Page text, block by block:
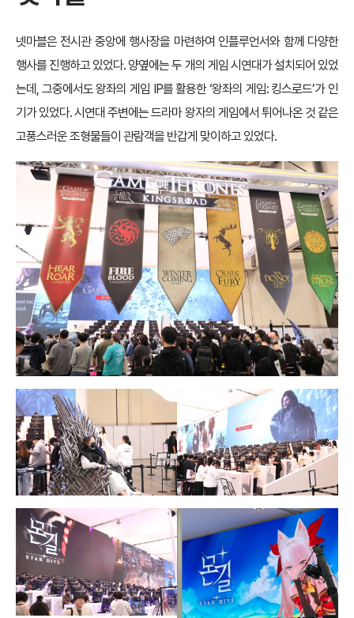
넷마블은 전시관 중앙에 행사장을 마련하여 인플루언서와 함께 다양한
행사를 진행하고 있었다. 양옆에는 두 개의 게임 시연대가 설치되어 있었
는데, 그중에서도 왕좌의 게임 IP를 활용한 ‘왕좌의 게임: 킹스로드’가 인
기가 있었다. 시연대 주변에는 드라마 왕자의 게임에서 튀어나온 것 같은
고풍스러운 조형물들이 관람객을 반갑게 맞이하고 있었다.